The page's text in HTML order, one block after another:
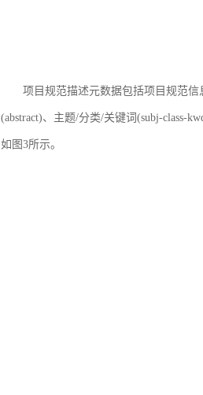
项目规范描述元数据包括项目规范
(abstract)、主题/分类/关键词(subj-class-
如图3所示。